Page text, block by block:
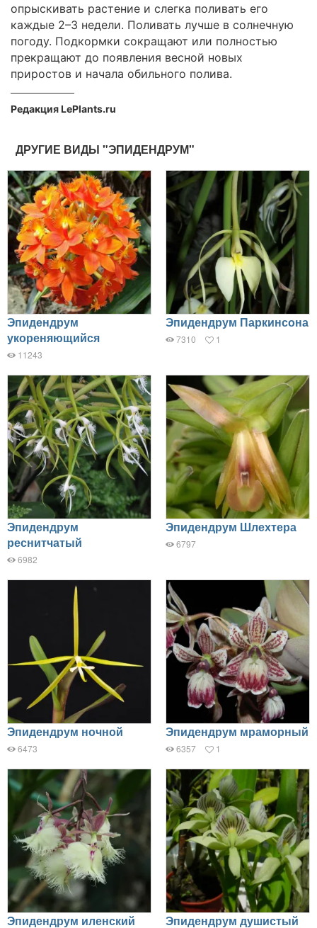
опрыскивать растение и слегка поливать его
каждые 2–3 недели. Поливать лучше в солнечную
погоду. Подкормки сокращают или полностью
прекращают до появления весной новых
приростов и начала обильного полива.
Редакция LePlants.ru
ДРУГИЕ ВИДЫ "ЭПИДЕНДРУМ"
Эпидендрум
укореняющийся
11243
Эпидендрум Паркинсона
7310 1
Эпидендрум
реснитчатый
6982
Эпидендрум Шлехтера
6797
Эпидендрум ночной
6473
Эпидендрум мраморный
6357 1
Эпидендрум иленский Эпидендрум душистый